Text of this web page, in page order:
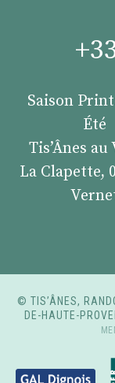
Saison
Été
Tis’Ânes
La Clapette,
© TIS’ÂNES,
DE-HAUTE-